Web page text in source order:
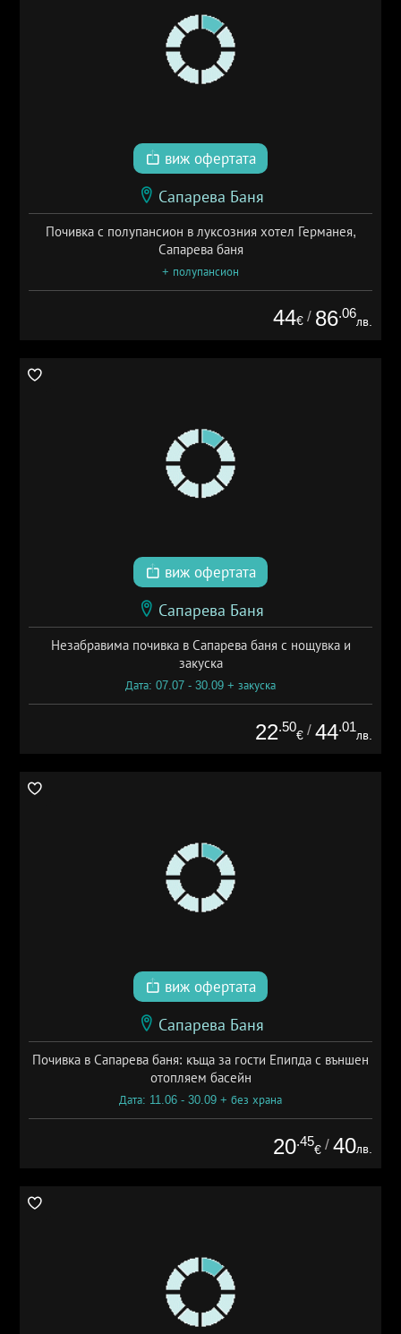
виж офертата
Сапарева Баня
Почивка с полупансион в луксозния хотел Германея,
Сапарева баня
+ полупансион
44€ / 86.06
лв.
виж офертата
Сапарева Баня
Незабравима почивка в Сапарева баня с нощувка и
закуска
Дата: 07.07 - 30.09 + закуска
22.50
€ / 44.01
лв.
виж офертата
Сапарева Баня
Почивка в Сапарева баня: къща за гости Епипда с външен
отопляем басейн
Дата: 11.06 - 30.09 + без храна
20.45
€ / 40лв.